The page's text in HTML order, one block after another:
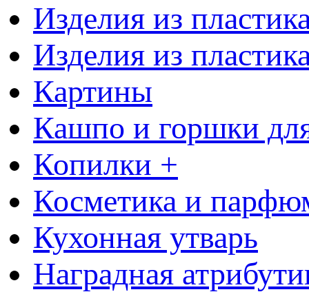
Изделия из
Изделия из
Картины
Кашпо и горшки
Копилки +
Косметика и
Кухонная утварь
Наградная